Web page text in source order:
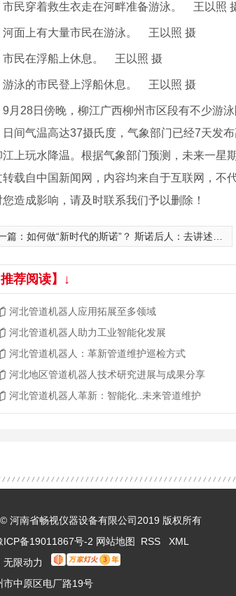
市民穿着救生衣走在河畔准备游泳。 王以照
河面上有大量市民在游泳。 王以照 摄
市民在浮船上休息。 王以照 摄
游泳的市民登上浮船休息。 王以照 摄
28日傍晚，柳江广西柳州市区段有不少游泳
日间气温高达37摄氏度，气象部门已经7天发
江上玩水降温。根据气象部门预测，未来一星
转载自中国新闻网，内容均来自于互联网，不
您造成影响，请及时联系我们予以删除！
篇： 如何做“新时代的斯诺”？ 斯诺后人：去讲述中国人的日常生活
推荐阅读】↓
河北管道机器人应用拓展至多领域
河北管道机器人助力工业智能化发展
河北管道机器人：革新管道维护巡检方式
河北地区管道机器人技术研究进展与成果分享
河北管道机器人革新：智能化..未来管道维护
河南省畅视仪器设备有限公司2019 版权所有
ICP备19011867号-2 网站地图 RSS
XML
无限动力
市中原区电厂路19号